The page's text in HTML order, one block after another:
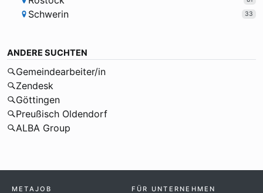
Schwerin 33
ANDERE SUCHTEN
Gemeindearbeiter/in
Zendesk
Göttingen
Preußisch Oldendorf
ALBA Group
METAJOB FÜR UNTERNEHMEN